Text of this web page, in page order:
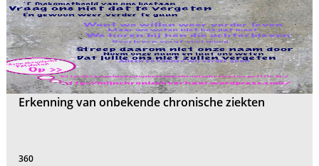
Erkenning van onbekende chronische ziekten
360